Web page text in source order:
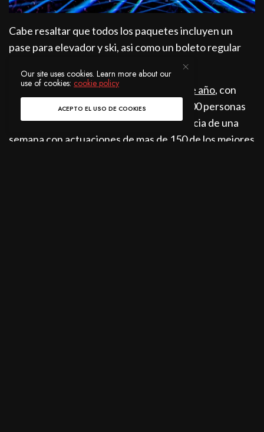
Cabe resaltar que todos los paquetes incluyen un
pase para elevador y ski, asi como un boleto regular
La edición de invierno del festival en este año, con
entradas agotas, dio la bienvenida a 22000 personas
en los hermosas Alpes para una experiencia de una
semana con actuaciones de mas de 150 de los mejores
Our site uses cookies. Learn more about our
use of cookies:cookie policy
ACEPTO EL USO DE COOKIES